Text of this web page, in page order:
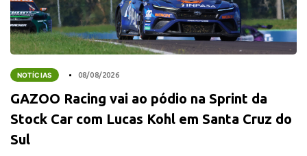
NOTÍCIAS 08/08/2026
GAZOO Racing vai ao pódio na Sprint da
Stock Car com Lucas Kohl em Santa Cruz do
Sul